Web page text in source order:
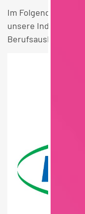
Im Folgenden
unsere Industrie
Berufsausbildung